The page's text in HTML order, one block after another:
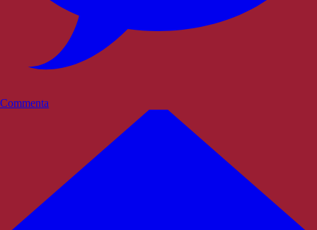
Commenta